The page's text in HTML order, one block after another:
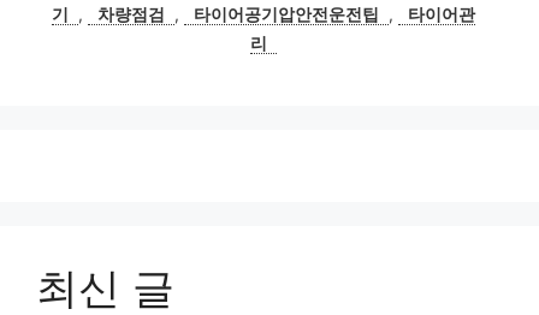
기
, 차량점검 , 타이어공기압안전운전팁 ,
타이어관
리
최신 글